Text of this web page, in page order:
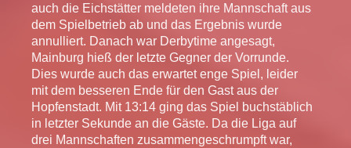
auch die Eichstätter meldeten ihre Mannschaft aus
dem Spielbetrieb ab und das Ergebnis wurde
annulliert. Danach war Derbytime angesagt,
Mainburg hieß der letzte Gegner der Vorrunde.
Dies wurde auch das erwartet enge Spiel, leider
mit dem besseren Ende für den Gast aus der
Hopfenstadt. Mit 13:14 ging das Spiel buchstäblich
in letzter Sekunde an die Gäste. Da die Liga auf
drei Mannschaften zusammengeschrumpft war,